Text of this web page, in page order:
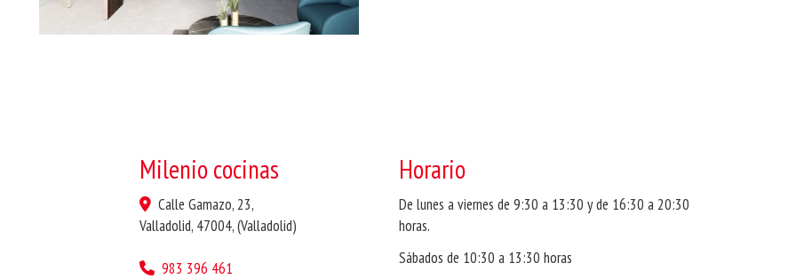
Milenio cocinas
Calle Gamazo, 23,
Valladolid, 47004,(Valladolid)
983 396 461
Horario
De lunes a viernes de 9:30 a 13:30 y de 16:30 a 20:30
horas.
Sábados de 10:30 a 13:30 horas